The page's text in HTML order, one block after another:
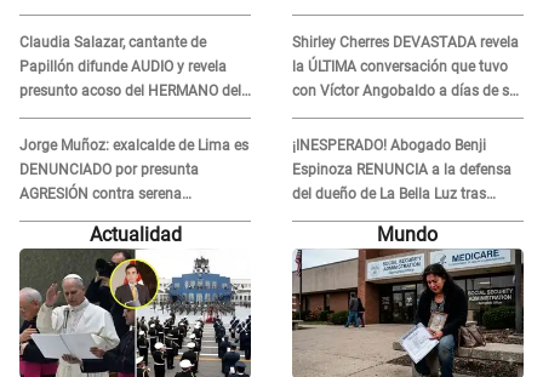
Claudia Salazar, cantante de
Papillón difunde AUDIO y revela
presunto acoso del HERMANO del
director musical de La Bella Luz:
"Me quedé asustada, en shock"
Jorge Muñoz: exalcalde de Lima es
DENUNCIADO por presunta
AGRESIÓN contra serena
GESTANTE en Miraflores
asustada, en shock"
Shirley Cherres DEVASTADA revela
la ÚLTIMA conversación que tuvo
con Víctor Angobaldo a días de su
inesperada partida: "Hace dos
semanas"
¡INESPERADO! Abogado Benji
Espinoza RENUNCIA a la defensa
del dueño de La Bella Luz tras
difusión de POLÉMICO audio:
"Nada que defender"
Actualidad Mundo